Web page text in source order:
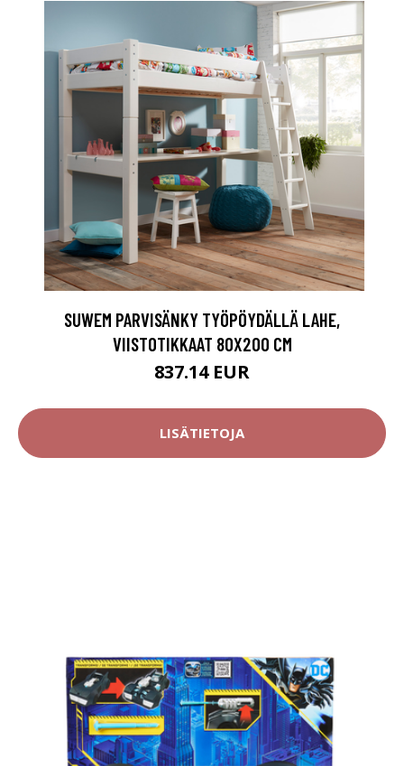
SUWEM PARVISÄNKY TYÖPÖYDÄLLÄ LAHE,
VIISTOTIKKAAT 80X200 CM
837.14 EUR
LISÄTIETOJA